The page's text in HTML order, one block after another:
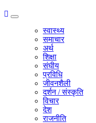
स्वास्थ्य
समाचार
अर्थ
शिक्षा
संघीय
प्रविधि
जीवनशैली
दर्शन / संस्कृति
विचार
देश
राजनीति